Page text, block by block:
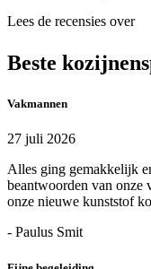
Lees de recensies over
Beste
Vakmannen
27 juli 2026
Alles ging gemakkelijk
beantwoorden van onze
onze nieuwe kunststof
- Paulus Smit